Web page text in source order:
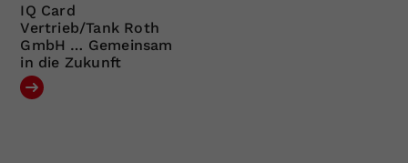
IQ Card
Vertrieb/Tank Roth
GmbH … Gemeinsam
in die Zukunft